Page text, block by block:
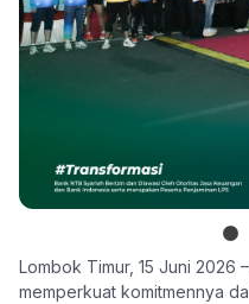
Lombok Timur, 15 Juni 2026
memperkuat komitmennya